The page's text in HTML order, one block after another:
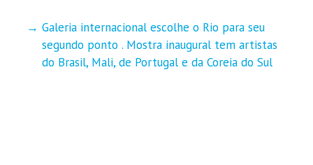
Galeria internacional escolhe o Rio para seu
segundo ponto . Mostra inaugural tem artistas
do Brasil, Mali, de Portugal e da Coreia do Sul